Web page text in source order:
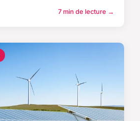
7 min de lecture →